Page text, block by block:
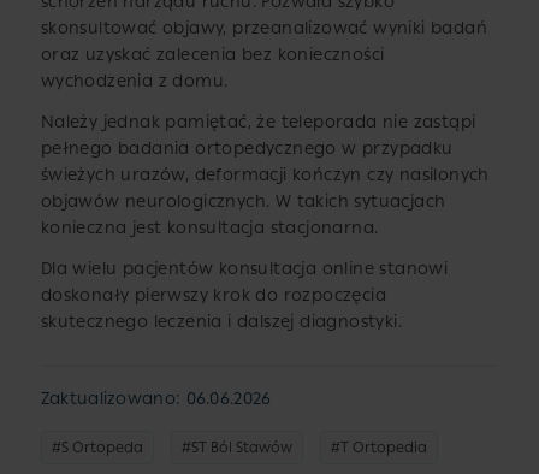
skonsultować objawy, przeanalizować wyniki badań
oraz uzyskać zalecenia bez konieczności
wychodzenia z domu.
Należy jednak pamiętać, że teleporada nie zastąpi
pełnego badania ortopedycznego w przypadku
świeżych urazów, deformacji kończyn czy nasilonych
objawów neurologicznych. W takich sytuacjach
konieczna jest konsultacja stacjonarna.
Dla wielu pacjentów konsultacja online stanowi
doskonały pierwszy krok do rozpoczęcia
skutecznego leczenia i dalszej diagnostyki.
Zaktualizowano: 06.06.2026
#S Ortopeda #ST Ból Stawów #T Ortopedia